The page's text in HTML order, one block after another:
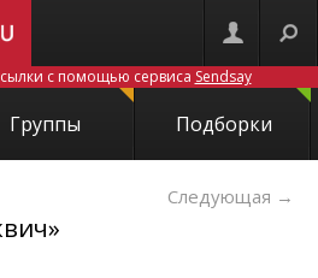
с помощью сервиса Sendsay
Группы Подборки
Следующая →